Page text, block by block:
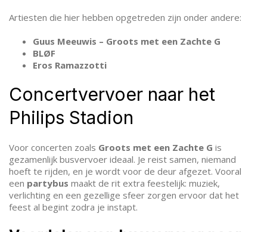
Artiesten die hier hebben opgetreden zijn onder andere:
Guus Meeuwis – Groots met een Zachte G
BLØF
Eros Ramazzotti
Concertvervoer naar het
Philips Stadion
Voor concerten zoals Groots met een Zachte G is
gezamenlijk busvervoer ideaal. Je reist samen, niemand
hoeft te rijden, en je wordt voor de deur afgezet. Vooral
een partybus maakt de rit extra feestelijk: muziek,
verlichting en een gezellige sfeer zorgen ervoor dat het
feest al begint zodra je instapt.